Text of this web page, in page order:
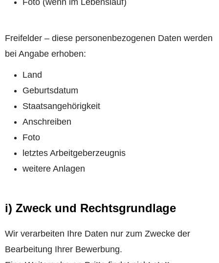
Freifelder – diese personenbezogenen Daten werden
bei Angabe erhoben:
Land
Geburtsdatum
Staatsangehörigkeit
Anschreiben
Foto
letztes Arbeitgeberzeugnis
weitere Anlagen
i) Zweck und Rechtsgrundlage
Wir verarbeiten Ihre Daten nur zum Zwecke der
Bearbeitung Ihrer Bewerbung.